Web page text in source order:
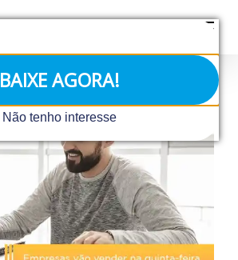
BAIXE AGORA!
Não tenho interesse